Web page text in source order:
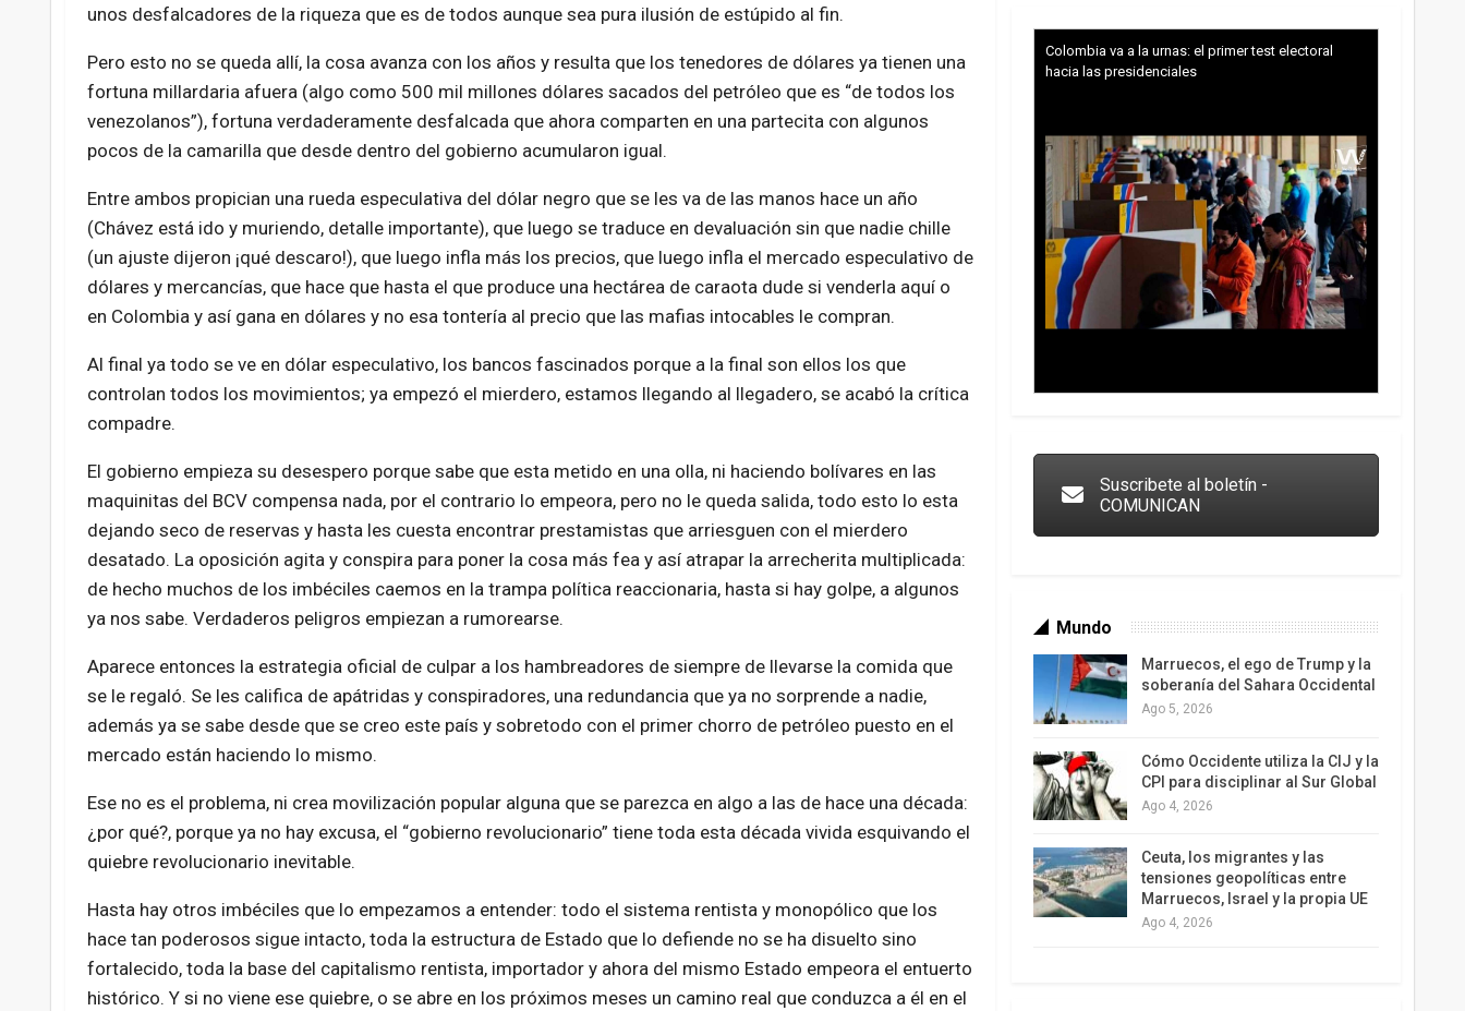
unos desfalcadores de la riqueza que es de todos aunque sea pura ilusión de estúpido al fin.
Pero esto no se queda allí, la cosa avanza con los años y resulta que los tenedores de dólares ya tienen una
fortuna millardaria afuera (algo como 500 mil millones dólares sacados del petróleo que es “de todos los
venezolanos”), fortuna verdaderamente desfalcada que ahora comparten en una partecita con algunos
pocos de la camarilla que desde dentro del gobierno acumularon igual.
Entre ambos propician una rueda especulativa del dólar negro que se les va de las manos hace un año
(Chávez está ido y muriendo, detalle importante), que luego se traduce en devaluación sin que nadie chille
(un ajuste dijeron ¡qué descaro!), que luego infla más los precios, que luego infla el mercado especulativo de
dólares y mercancías, que hace que hasta el que produce una hectárea de caraota dude si venderla aquí o
en Colombia y así gana en dólares y no esa tontería al precio que las mafias intocables le compran.
Al final ya todo se ve en dólar especulativo, los bancos fascinados porque a la final son ellos los que
controlan todos los movimientos; ya empezó el mierdero, estamos llegando al llegadero, se acabó la crítica
compadre.
El gobierno empieza su desespero porque sabe que esta metido en una olla, ni haciendo bolívares en las
maquinitas del BCV compensa nada, por el contrario lo empeora, pero no le queda salida, todo esto lo esta
dejando seco de reservas y hasta les cuesta encontrar prestamistas que arriesguen con el mierdero
desatado. La oposición agita y conspira para poner la cosa más fea y así atrapar la arrecherita multiplicada:
de hecho muchos de los imbéciles caemos en la trampa política reaccionaria, hasta si hay golpe, a algunos
ya nos sabe. Verdaderos peligros empiezan a rumorearse.
Aparece entonces la estrategia oficial de culpar a los hambreadores de siempre de llevarse la comida que
se le regaló. Se les califica de apátridas y conspiradores, una redundancia que ya no sorprende a nadie,
además ya se sabe desde que se creo este país y sobretodo con el primer chorro de petróleo puesto en el
mercado están haciendo lo mismo.
Ese no es el problema, ni crea movilización popular alguna que se parezca en algo a las de hace una década:
¿por qué?, porque ya no hay excusa, el “gobierno revolucionario” tiene toda esta década vivida esquivando el
quiebre revolucionario inevitable.
Hasta hay otros imbéciles que lo empezamos a entender: todo el sistema rentista y monopólico que los
hace tan poderosos sigue intacto, toda la estructura de Estado que lo defiende no se ha disuelto sino
fortalecido, toda la base del capitalismo rentista, importador y ahora del mismo Estado empeora el entuerto
histórico. Y si no viene ese quiebre, o se abre en los próximos meses un camino real que conduzca a él en el
Colombia va a la urnas: el primer test electoral
hacia las presidenciales
Los latinos le van dando la espalda a Trump
Suscribete al boletín -
COMUNICAN
Mundo
Marruecos, el ego de Trump y la
soberanía del Sahara Occidental
Ago 5, 2026
Cómo Occidente utiliza la CIJ y la
CPI para disciplinar al Sur Global
Ago 4, 2026
Ceuta, los migrantes y las
tensiones geopolíticas entre
Marruecos, Israel y la propia UE
Ago 4, 2026